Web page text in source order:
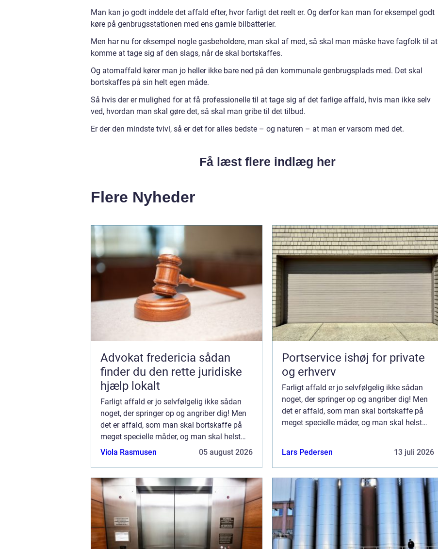
Man kan jo godt inddele det affald efter, hvor farligt det reelt er. Og derfor kan man for eksempel godt
køre på genbrugsstationen med ens gamle bilbatterier.
Men har nu for eksempel nogle gasbeholdere, man skal af med, så skal man måske have fagfolk til at
komme at tage sig af den slags, når de skal bortskaffes.
Og atomaffald kører man jo heller ikke bare ned på den kommunale genbrugsplads med. Det skal
bortskaffes på sin helt egen måde.
Så hvis der er mulighed for at få professionelle til at tage sig af det farlige affald, hvis man ikke selv
ved, hvordan man skal gøre det, så skal man gribe til det tilbud.
Er der den mindste tvivl, så er det for alles bedste – og naturen – at man er varsom med det.
Få læst flere indlæg her
Flere Nyheder
Advokat fredericia sådan
finder du den rette juridiske
hjælp lokalt
Farligt affald er jo selvfølgelig ikke sådan
noget, der springer op og angriber dig! Men
det er affald, som man skal bortskaffe på
meget specielle måder, og man skal helst
opbevare det for sig, så det ikke er i
Viola Rasmusen 05 august 2026
Portservice ishøj for private
og erhverv
Farligt affald er jo selvfølgelig ikke sådan
noget, der springer op og angriber dig! Men
det er affald, som man skal bortskaffe på
meget specielle måder, og man skal helst
Lars Pedersen 13 juli 2026